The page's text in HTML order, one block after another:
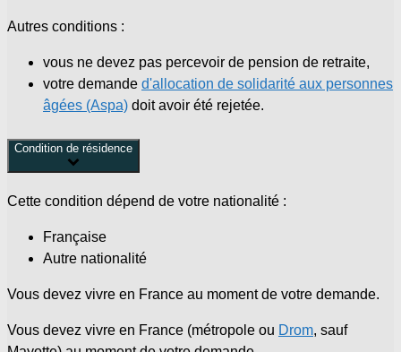
Autres conditions :
vous ne devez pas percevoir de pension de retraite,
votre demande d'allocation de solidarité aux personnes
âgées (Aspa) doit avoir été rejetée.
Condition de résidence
Cette condition dépend de votre nationalité :
Française
Autre nationalité
Vous devez vivre en France au moment de votre demande.
Vous devez vivre en France (métropole ou Drom, sauf